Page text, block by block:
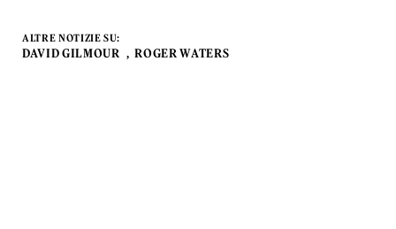
ALTRE NOTIZIE SU:
DAVID GILMOUR ROGER WATERS